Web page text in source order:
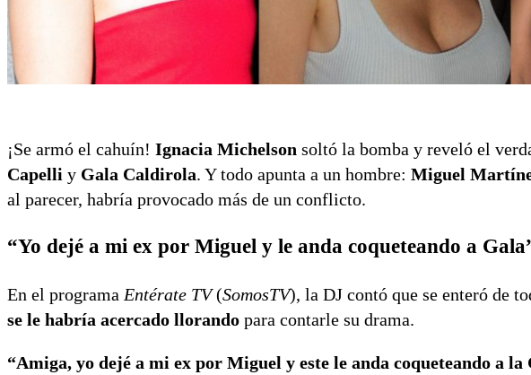
¡Se armó el cahuín! Ignacia Michelson soltó la bomba y reveló el
Capelli y Gala Caldirola. Y todo apunta a un hombre: Miguel
al parecer, habría provocado más de un conflicto.
“Yo dejé a mi ex por Miguel y le anda coqueteando a
En el programa Entérate TV(SomosTV), la DJ contó que se enteró de
se le habría acercado llorando para contarle su drama.
“Amiga, yo dejé a mi ex por Miguel y este le anda coqueteando a